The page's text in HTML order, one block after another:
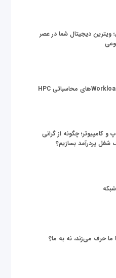
دیجیتال شما در عصر
کامپیوتر؛ چگونه از گرانی
شغل پردرآمد بسازیم؟
ما حرف می‌زند، نه به ما؟